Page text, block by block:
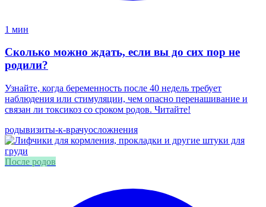
1 мин
Сколько можно ждать, если вы до сих пор не
родили?
Узнайте, когда беременность после 40 недель требует
наблюдения или стимуляции, чем опасно перенашивание и
связан ли токсикоз со сроком родов. Читайте!
родывизиты-к-врачуосложнения
После родов